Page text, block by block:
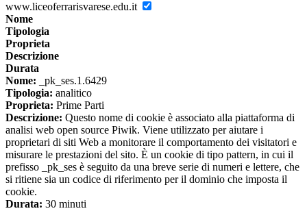
www.liceoferrarisvarese.edu.it
Nome
Tipologia
Proprieta
Descrizione
Durata
Nome: _pk_ses.1.6429
Tipologia: analitico
Proprieta: Prime Parti
Descrizione: Questo nome di cookie è associato alla piattaforma di
analisi web open source Piwik. Viene utilizzato per aiutare i
proprietari di siti Web a monitorare il comportamento dei visitatori e
misurare le prestazioni del sito. È un cookie di tipo pattern, in cui il
prefisso _pk_ses è seguito da una breve serie di numeri e lettere, che
si ritiene sia un codice di riferimento per il dominio che imposta il
cookie.
Durata: 30 minuti